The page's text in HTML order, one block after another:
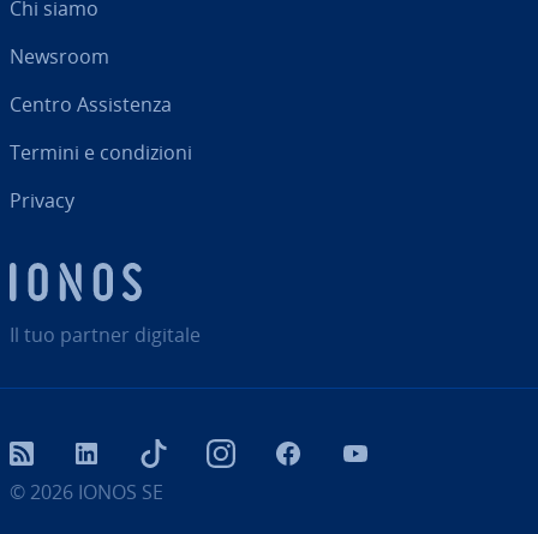
Il tuo partner digitale
Chi siamo
Newsroom
Centro As­si­sten­za
Termini e con­di­zio­ni
Privacy
© 2026 IONOS SE
RSS LinkedIn tiktok InstagramFacebook